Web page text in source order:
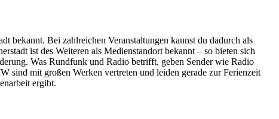
bekannt. Bei zahlreichen Veranstaltungen kannst du dadurch als
ist des Weiteren als Medienstandort bekannt – so bieten sich
Was Rundfunk und Radio betrifft, geben Sender wie Radio
sind mit großen Werken vertreten und leiden gerade zur Ferienzeit
ergibt.